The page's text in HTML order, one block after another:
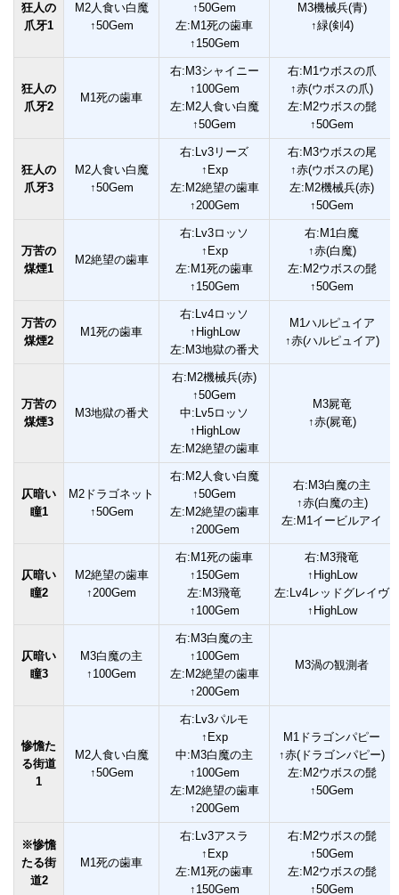
狂人の
爪牙1
M2人食い白魔
↑50Gem
↑50Gem
左:M1死の歯車
↑150Gem
M3機械兵(青)
↑緑(剣4)
狂人の
爪牙2
M1死の歯車
右:M3シャイニー
↑100Gem
左:M2人食い白魔
↑50Gem
右:M1ウボスの爪
↑赤(ウボスの爪)
左:M2ウボスの髭
↑50Gem
狂人の
爪牙3
M2人食い白魔
↑50Gem
右:Lv3リーズ
↑Exp
左:M2絶望の歯車
↑200Gem
右:M3ウボスの尾
↑赤(ウボスの尾)
左:M2機械兵(赤)
↑50Gem
万苦の
煤煙1
M2絶望の歯車
右:Lv3ロッソ
↑Exp
左:M1死の歯車
↑150Gem
右:M1白魔
↑赤(白魔)
左:M2ウボスの髭
↑50Gem
万苦の
煤煙2
M1死の歯車
右:Lv4ロッソ
↑HighLow
左:M3地獄の番犬
M1ハルピュイア
↑赤(ハルピュイア)
万苦の
煤煙3
M3地獄の番犬
右:M2機械兵(赤)
↑50Gem
中:Lv5ロッソ
↑HighLow
左:M2絶望の歯車
M3屍竜
↑赤(屍竜)
仄暗い
瞳1
M2ドラゴネット
↑50Gem
右:M2人食い白魔
↑50Gem
左:M2絶望の歯車
↑200Gem
右:M3白魔の主
↑赤(白魔の主)
左:M1イービルアイ
仄暗い
瞳2
M2絶望の歯車
↑200Gem
右:M1死の歯車
↑150Gem
左:M3飛竜
↑100Gem
右:M3飛竜
↑HighLow
左:Lv4レッドグレイヴ
↑HighLow
仄暗い
瞳3
M3白魔の主
↑100Gem
右:M3白魔の主
↑100Gem
左:M2絶望の歯車
↑200Gem
M3渦の観測者
惨憺た
る街道
1
M2人食い白魔
↑50Gem
右:Lv3パルモ
↑Exp
中:M3白魔の主
↑100Gem
左:M2絶望の歯車
↑200Gem
M1ドラゴンパピー
↑赤(ドラゴンパピー)
左:M2ウボスの髭
↑50Gem
※惨憺
たる街
道2
M1死の歯車
右:Lv3アスラ
↑Exp
左:M1死の歯車
↑150Gem
右:M2ウボスの髭
↑50Gem
左:M2ウボスの髭
↑50Gem